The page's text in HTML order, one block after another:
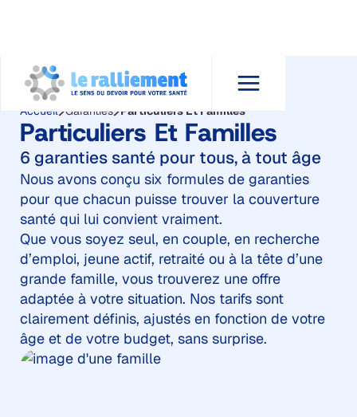
Accueil Garanties Particuliers Et Familles
Particuliers Et Familles
6 garanties santé pour tous, à tout âge
Nous avons conçu six formules de garanties
pour que chacun puisse trouver la couverture
santé qui lui convient vraiment.
Que vous soyez seul, en couple, en recherche
d’emploi, jeune actif, retraité ou à la tête d’une
grande famille, vous trouverez une offre
adaptée à votre situation. Nos tarifs sont
clairement définis, ajustés en fonction de votre
âge et de votre budget, sans surprise.